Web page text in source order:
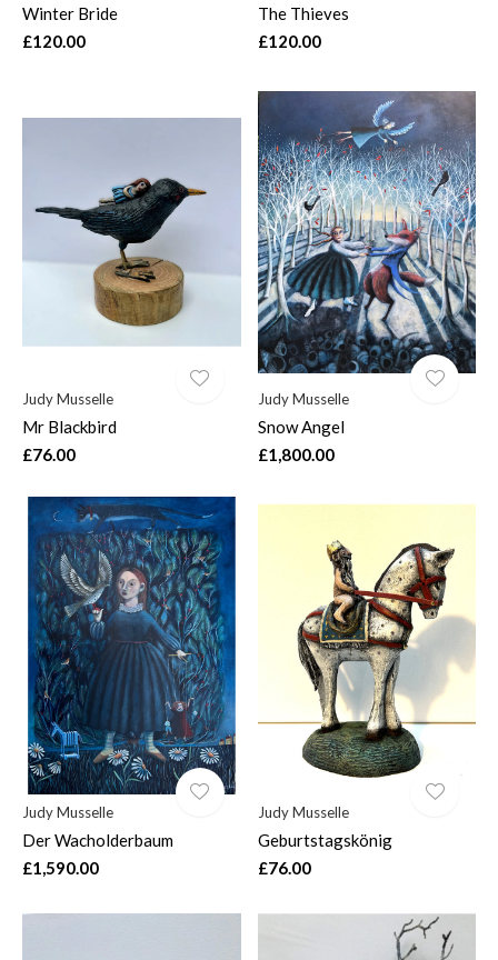
Winter Bride
£120.00
The Thieves
£120.00
Judy Musselle
Mr Blackbird
£76.00
Judy Musselle
Snow Angel
£1,800.00
Judy Musselle
Der Wacholderbaum
£1,590.00
Judy Musselle
Geburtstagskönig
£76.00